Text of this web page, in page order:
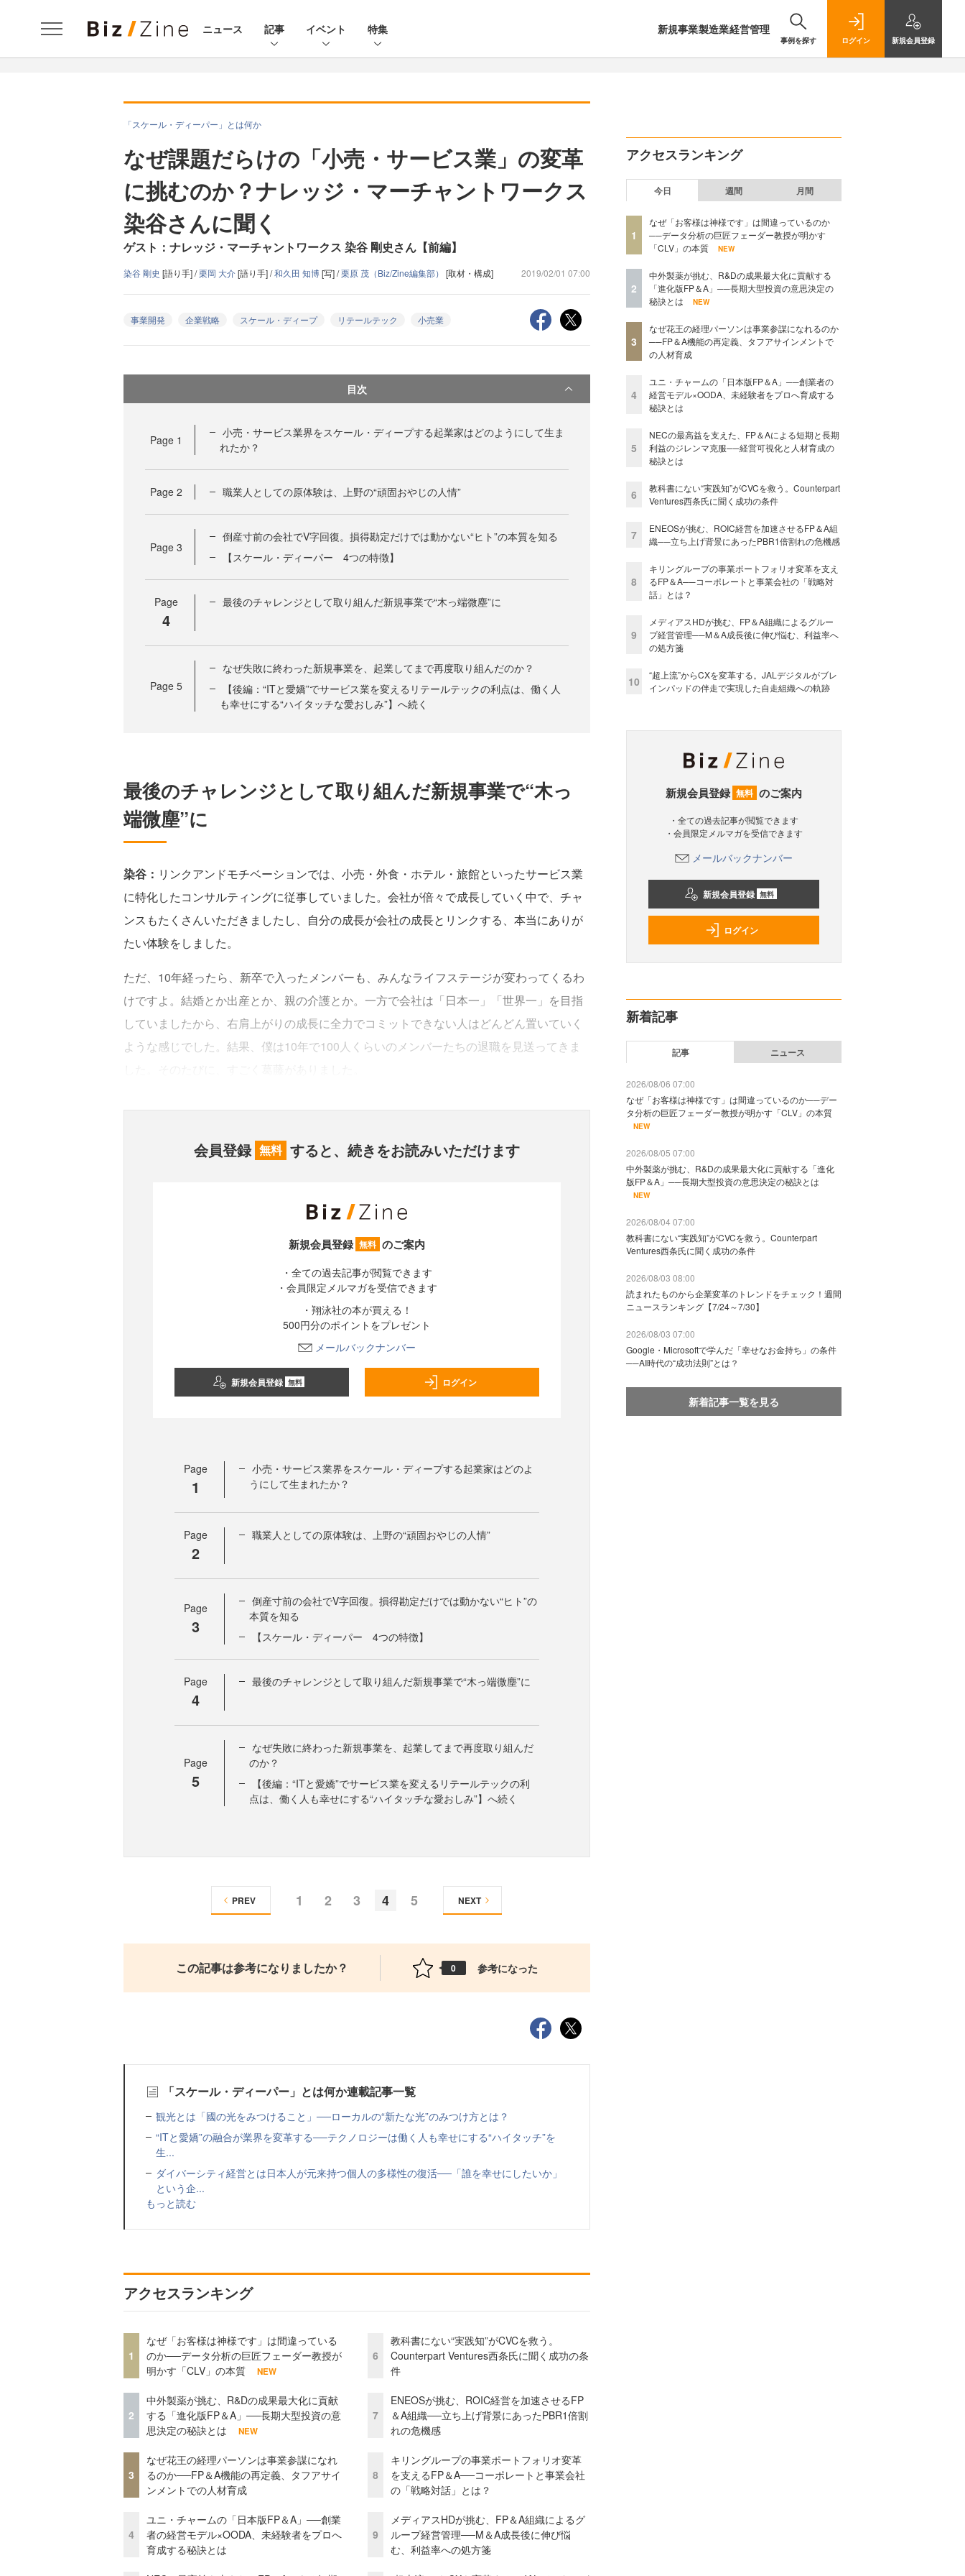
ニュース 記事 イベント 特集 新規事業製造業経営管理
事例を探す ログイン 新規会員登録
「スケール・ディーパー」とは何か
なぜ課題だらけの「小売・サービス業」の変革
に挑むのか？ナレッジ・マーチャントワークス
染谷さんに聞く
ゲスト：ナレッジ・マーチャントワークス 染谷 剛史さん【前編】
染谷 剛史 [語り手] /栗岡 大介[語り手] /和久田 知博[写] /栗原 茂（Biz/Zine編集部） [取材・構成] 2019/02/01 07:00
事業開発 企業戦略 スケール・ディープ リテールテック 小売業
目次
Page 1
小売・サービス業界をスケール・ディープする起業家はどのようにして生ま
れたか？
Page 2 職業人としての原体験は、上野の“頑固おやじの人情”
Page 3
倒産寸前の会社でV字回復。損得勘定だけでは動かない“ヒト”の本質を知る
【スケール・ディーパー 4つの特徴】
Page
4
最後のチャレンジとして取り組んだ新規事業で“木っ端微塵”に
Page 5
なぜ失敗に終わった新規事業を、起業してまで再度取り組んだのか？
【後編：“ITと愛嬌”でサービス業を変えるリテールテックの利点は、働く人
も幸せにする“ハイタッチな愛おしみ”】へ続く
最後のチャレンジとして取り組んだ新規事業で“木っ
端微塵”に
染谷： リンクアンドモチベーションでは、小売・外食・ホテル・旅館といったサービス業
に特化したコンサルティングに従事していました。会社が倍々で成長していく中で、チャ
ンスもたくさんいただきましたし、自分の成長が会社の成長とリンクする、本当にありが
たい体験をしました。
ただ、10年経ったら、新卒で入ったメンバーも、みんなライフステージが変わってくるわ
けですよ。結婚とか出産とか、親の介護とか。一方で会社は「日本一」「世界一」を目指
していましたから、右肩上がりの成長に全力でコミットできない人はどんどん置いていく
ような感じでした。結果、僕は10年で100人くらいのメンバーたちの退職を見送ってきま
会員登録 無料 すると、続きをお読みいただけます
新規会員登録 無料 のご案内
・全ての過去記事が閲覧できます
・会員限定メルマガを受信できます
・翔泳社の本が買える！
500円分のポイントをプレゼント
メールバックナンバー
新規会員登録 無料 ログイン
Page
1
小売・サービス業界をスケール・ディープする起業家はどのよ
うにして生まれたか？
Page
2
職業人としての原体験は、上野の“頑固おやじの人情”
Page
3
倒産寸前の会社でV字回復。損得勘定だけでは動かない“ヒト”の
本質を知る
【スケール・ディーパー 4つの特徴】
Page
4
最後のチャレンジとして取り組んだ新規事業で“木っ端微塵”に
Page
5
なぜ失敗に終わった新規事業を、起業してまで再度取り組んだ
のか？
【後編：“ITと愛嬌”でサービス業を変えるリテールテックの利
点は、働く人も幸せにする“ハイタッチな愛おしみ”】へ続く
1 2 3 4 5
PREV NEXT
この記事は参考になりましたか？ 0 参考になった
「スケール・ディーパー」とは何か連載記事一覧
観光とは「國の光をみつけること」──ローカルの“新たな光”のみつけ方とは？
“ITと愛嬌”の融合が業界を変革する──テクノロジーは働く人も幸せにする“ハイタッチ”を
生...
ダイバーシティ経営とは日本人が元来持つ個人の多様性の復活──「誰を幸せにしたいか」
という企...
もっと読む
アクセスランキング
1
なぜ「お客様は神様です」は間違っている
のか──データ分析の巨匠フェーダー教授が
明かす「CLV」の本質
NEW
2
中外製薬が挑む、R&Dの成果最大化に貢献
する「進化版FP＆A」──長期大型投資の意
思決定の秘訣とは
NEW
3
なぜ花王の経理パーソンは事業参謀になれ
るのか──FP＆A機能の再定義、タフアサイ
ンメントでの人材育成
4
ユニ・チャームの「日本版FP＆A」──創業
者の経営モデル×OODA、未経験者をプロへ
育成する秘訣とは
6
教科書にない“実践知”がCVCを救う。
Counterpart Ventures西条氏に聞く成功の条
件
7
ENEOSが挑む、ROIC経営を加速させるFP
＆A組織──立ち上げ背景にあったPBR1倍割
れの危機感
8
キリングループの事業ポートフォリオ変革
を支えるFP＆A──コーポレートと事業会社
の「戦略対話」とは？
9
メディアスHDが挑む、FP＆A組織によるグ
ループ経営管理──M＆A成長後に伸び悩
む、利益率への処方箋
アクセスランキング
今日 週間 月間
1
なぜ「お客様は神様です」は間違っているのか
──データ分析の巨匠フェーダー教授が明かす
「CLV」の本質
NEW
2
中外製薬が挑む、R&Dの成果最大化に貢献する
「進化版FP＆A」──長期大型投資の意思決定の
秘訣とは
NEW
3
なぜ花王の経理パーソンは事業参謀になれるのか
──FP＆A機能の再定義、タフアサインメントで
の人材育成
4
ユニ・チャームの「日本版FP＆A」──創業者の
経営モデル×OODA、未経験者をプロへ育成する
秘訣とは
5
NECの最高益を支えた、FP＆Aによる短期と長期
利益のジレンマ克服──経営可視化と人材育成の
秘訣とは
6
教科書にない“実践知”がCVCを救う。Counterpart
Ventures西条氏に聞く成功の条件
7
ENEOSが挑む、ROIC経営を加速させるFP＆A組
織──立ち上げ背景にあったPBR1倍割れの危機感
8
キリングループの事業ポートフォリオ変革を支え
るFP＆A──コーポレートと事業会社の「戦略対
話」とは？
9
メディアスHDが挑む、FP＆A組織によるグルー
プ経営管理──M＆A成長後に伸び悩む、利益率へ
の処方箋
10
“超上流”からCXを変革する。JALデジタルがブレ
インパッドの伴走で実現した自走組織への軌跡
新規会員登録 無料 のご案内
・全ての過去記事が閲覧できます
・会員限定メルマガを受信できます
メールバックナンバー
新規会員登録 無料
ログイン
新着記事
記事 ニュース
2026/08/06 07:00
なぜ「お客様は神様です」は間違っているのか──デー
タ分析の巨匠フェーダー教授が明かす「CLV」の本質
NEW
2026/08/05 07:00
中外製薬が挑む、R&Dの成果最大化に貢献する「進化
版FP＆A」──長期大型投資の意思決定の秘訣とは
NEW
2026/08/04 07:00
教科書にない“実践知”がCVCを救う。Counterpart
Ventures西条氏に聞く成功の条件
2026/08/03 08:00
読まれたものから企業変革のトレンドをチェック！週間
ニュースランキング【7/24～7/30】
2026/08/03 07:00
Google・Microsoftで学んだ「幸せなお金持ち」の条件
──AI時代の“成功法則”とは？
新着記事一覧を見る